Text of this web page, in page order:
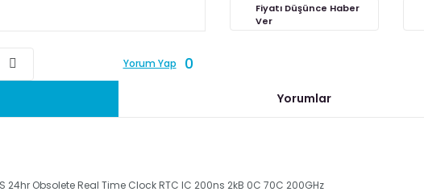
Yorum Yap 0
Fiyatı Düşünce Haber
Ver
Yorumlar
24hr Obsolete Real Time Clock RTC IC 200ns 2kB 0C 70C 200GHz